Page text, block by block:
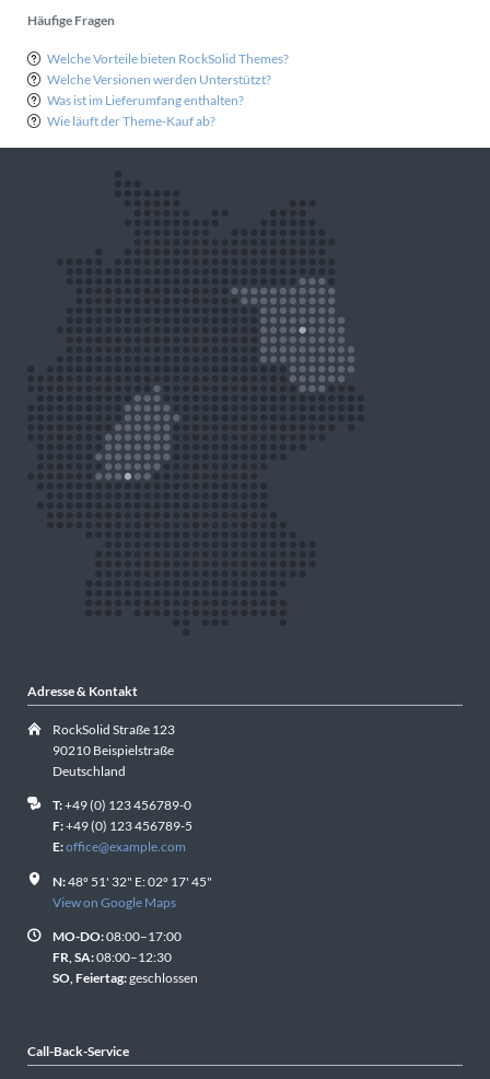
Häufige Fragen
Welche Vorteile bieten RockSolid Themes?
Welche Versionen werden Unterstützt?
Was ist im Lieferumfang enthalten?
Wie läuft der Theme-Kauf ab?
Adresse & Kontakt
RockSolid Straße 123
90210 Beispielstraße
Deutschland
T:+49 (0) 123 456789-0
F:+49 (0) 123 456789-5
E:office@example.com
N:48º 51' 32" E: 02º 17' 45"
View on Google Maps
MO-DO:08:00–17:00
FR, SA:08:00–12:30
SO, Feiertag:geschlossen
Call-Back-Service